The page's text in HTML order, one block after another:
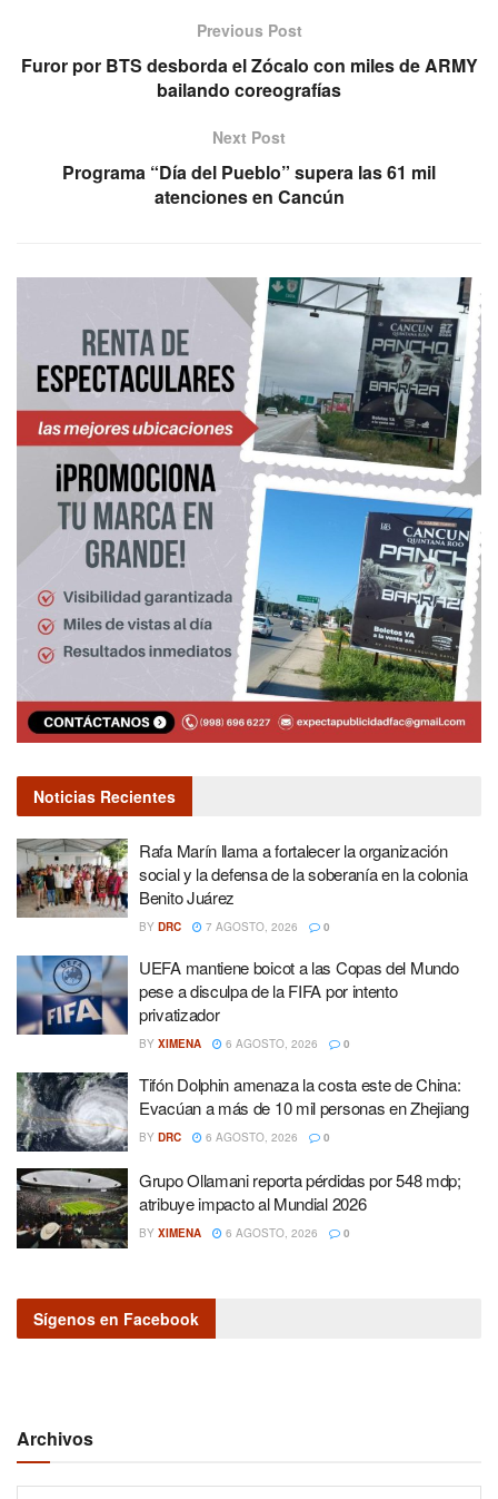
Previous Post
Furor por BTS desborda el Zócalo con miles de ARMY
bailando coreografías
Next Post
Programa “Día del Pueblo” supera las 61 mil
atenciones en Cancún
Noticias Recientes
Rafa Marín llama a fortalecer la organización
social y la defensa de la soberanía en la colonia
Benito Juárez
BY DRC 7 AGOSTO, 2026 0
UEFA mantiene boicot a las Copas del Mundo
pese a disculpa de la FIFA por intento
privatizador
BY XIMENA 6 AGOSTO, 2026 0
Tifón Dolphin amenaza la costa este de China:
Evacúan a más de 10 mil personas en Zhejiang
BY DRC 6 AGOSTO, 2026 0
Grupo Ollamani reporta pérdidas por 548 mdp;
atribuye impacto al Mundial 2026
BY XIMENA 6 AGOSTO, 2026 0
Sígenos en Facebook
Archivos